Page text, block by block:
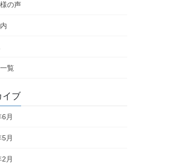
の声
覧
イブ
月
月
月